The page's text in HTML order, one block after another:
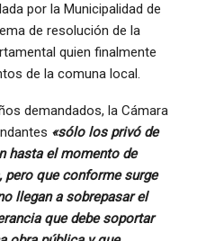
por la Municipalidad de
de resolución de la
quien finalmente
de la comuna local.
demandados, la Cámara
«sólo los privó de
hasta el momento de
que conforme surge
llegan a sobrepasar el
que debe soportar